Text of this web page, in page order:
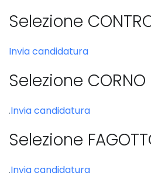
Selezione
Invia candidatura
Selezione CORNO
.Invia candidatura
Selezione
.Invia candidatura